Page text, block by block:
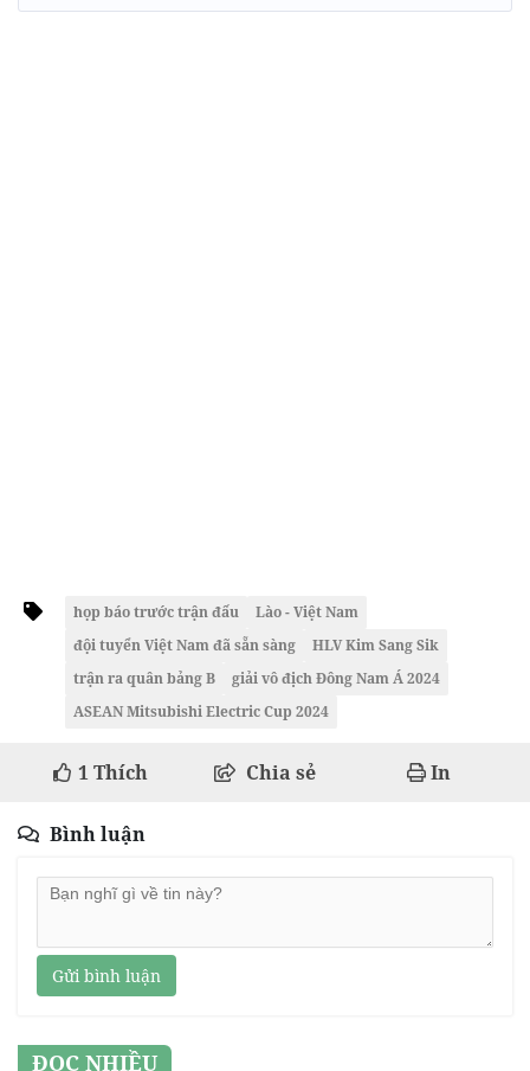
họp báo trước trận đấu
Lào - Việt Nam
đội tuyển Việt Nam đã sẵn sàng
HLV Kim Sang Sik
trận ra quân bảng B
giải vô địch Đông Nam Á 2024
ASEAN Mitsubishi Electric Cup 2024
1 Thích Chia sẻ In
Bình luận
Gửi bình luận
ĐỌC NHIỀU